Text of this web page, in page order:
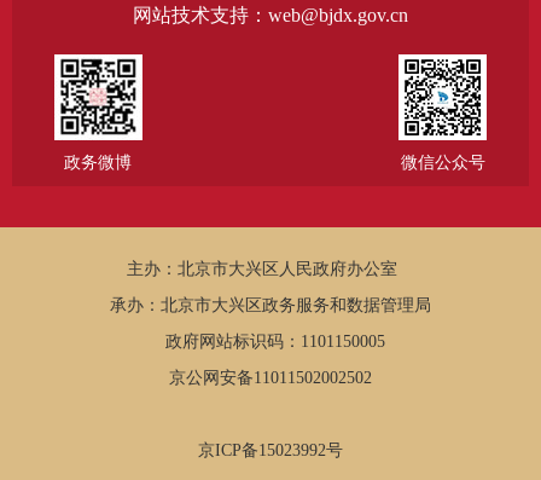
网站技术支持：web@bjdx.gov.cn
政务微博 微信公众号
主办：北京市大兴区人民政府办公室
承办：北京市大兴区政务服务和数据管理局
政府网站标识码：1101150005
京公网安备11011502002502
京ICP备15023992号